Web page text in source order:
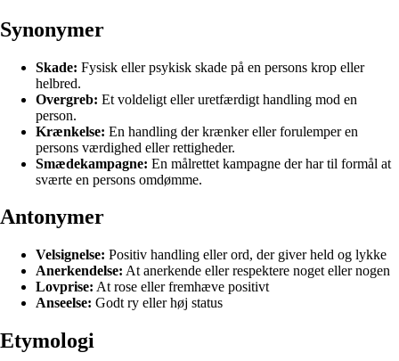
Synonymer
Skade: Fysisk eller psykisk skade på en persons krop eller
helbred.
Overgreb: Et voldeligt eller uretfærdigt handling mod en
person.
Krænkelse: En handling der krænker eller forulemper en
persons værdighed eller rettigheder.
Smædekampagne: En målrettet kampagne der har til formål at
sværte en persons omdømme.
Antonymer
Velsignelse: Positiv handling eller ord, der giver held og lykke
Anerkendelse: At anerkende eller respektere noget eller nogen
Lovprise: At rose eller fremhæve positivt
Anseelse: Godt ry eller høj status
Etymologi